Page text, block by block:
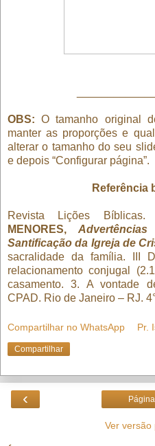
OBS: O tamanho original
manter as proporções e
alterar o tamanho do seu
e depois “Configurar página”.
Referência
Revista Lições
MENORES,
Santificação da Igreja de
sacralidade da família. III
relacionamento conjugal
casamento. 3. A vontade
CPAD. Rio de Janeiro – RJ.
Compartilhar no WhatsApp Pr.
Compartilhar
‹
Ver versão